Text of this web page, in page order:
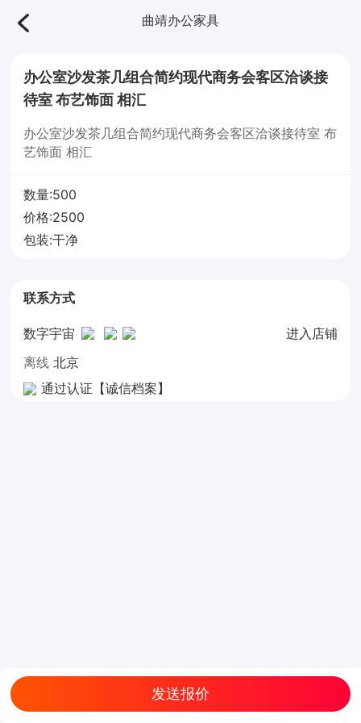
曲靖办公家具
办公室沙发茶几组合简约现代商务会客区洽谈接
待室 布艺饰面 相汇
办公室沙发茶几组合简约现代商务会客区洽谈接待室 布
艺饰面 相汇
数量:500
价格:2500
包装:干净
联系方式
数字宇宙
进入店铺
离线 北京
通过认证【诚信档案】
发送报价